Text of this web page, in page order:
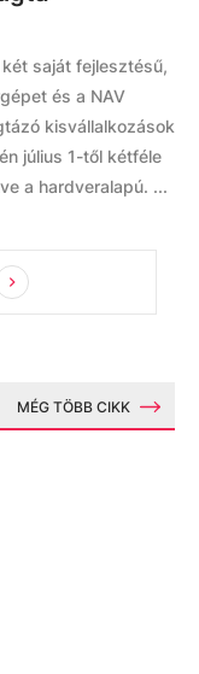
saját fejlesztésű,
és a NAV
kisvállalkozások
július 1-től kétféle
a hardveralapú. ...
MÉG TÖBB CIKK